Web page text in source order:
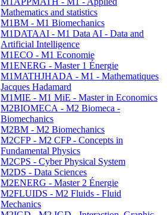
Mathematics and statistics
M1BM - M1 Biomechanics
M1DATAAI - M1 Data AI - Data and
Artificial Intelligence
M1ECO - M1 Economie
M1ENERG - Master 1 Énergie
M1MATHJHADA - M1 - Mathematiques
Jacques Hadamard
M1MIE - M1 MiE - Master in Economics
M2BIOMECA - M2 Biomeca -
Biomechanics
M2BM - M2 Biomechanics
M2CFP - M2 CFP - Concepts in
Fundamental Physics
M2CPS - Cyber Physical System
M2DS - Data Sciences
M2ENERG - Master 2 Énergie
M2FLUIDS - M2 Fluids - Fluid
Mechanics